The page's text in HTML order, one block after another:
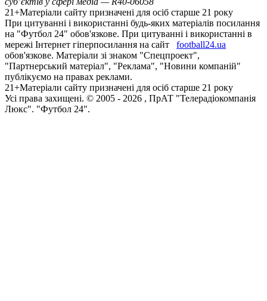
21+Матеріали сайту призначені для осіб старше 21 року
При цитуванні і використанні будь-яких матеріалів посилання
на "Футбол 24" обов'язкове. При цитуванні і використанні в
мережі Інтернет гіперпосилання на сайт
football24.ua
обов'язкове. Матеріали зі знаком "Спецпроект",
"Партнерський матеріал", "Реклама", "Новини компаній"
публікуємо на правах реклами.
21+Матеріали сайту призначені для осіб старше 21 року
Усi права захищенi. © 2005 - 2026 , ПрАТ "Телерадіокомпанія
Люкс". "Футбол 24".